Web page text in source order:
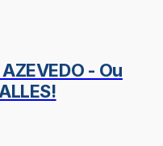
- Ou